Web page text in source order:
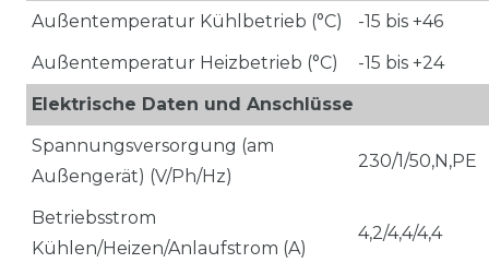
Außentemperatur Kühlbetrieb (°C)
-15 bis +46
Außentemperatur Heizbetrieb (°C)
-15 bis +24
Elektrische Daten und Anschlüsse
Spannungsversorgung (am
Außengerät) (V/Ph/Hz)
230/1/50,N,PE
Betriebsstrom
Kühlen/Heizen/Anlaufstrom (A)
4,2/4,4/4,4